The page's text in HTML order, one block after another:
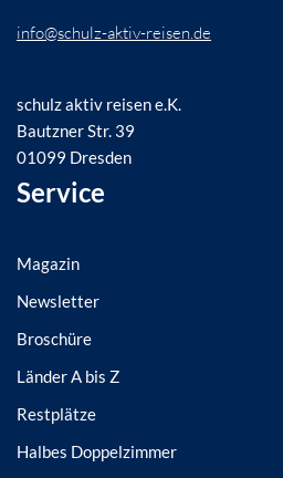
info@schulz-aktiv-reisen.de
schulz aktiv reisen e.K.
Bautzner Str. 39
01099 Dresden
Service
Magazin
Newsletter
Broschüre
Länder A bis Z
Restplätze
Halbes Doppelzimmer